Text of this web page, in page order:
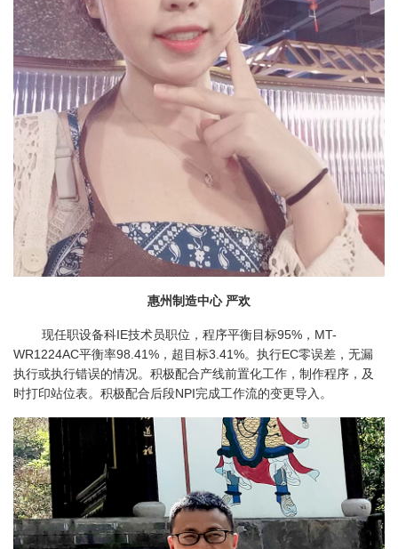
惠州制造中心 严欢
现任职设备科IE技术员职位，程序平衡目标95%，MT-
WR1224AC平衡率98.41%，超目标3.41%。执行EC零误差，无漏
执行或执行错误的情况。积极配合产线前置化工作，制作程序，及
时打印站位表。积极配合后段NPI完成工作流的变更导入。